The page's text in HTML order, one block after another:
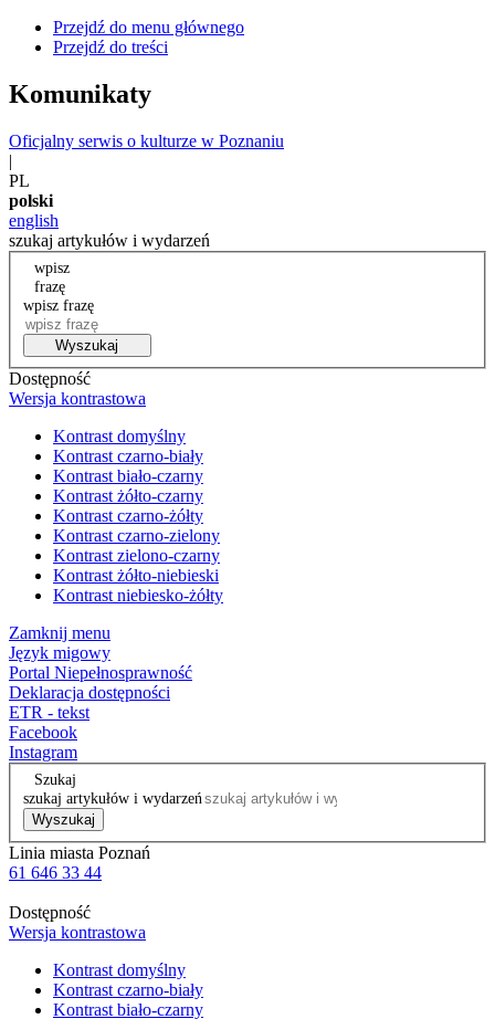
Przejdź do menu głównego
Przejdź do treści
Komunikaty
Oficjalny serwis o kulturze w Poznaniu
|
PL
polski
english
szukaj artykułów i wydarzeń
wpisz
frazę
wpisz frazę
Wyszukaj
Dostępność
Wersja kontrastowa
Kontrast domyślny
Kontrast czarno-biały
Kontrast biało-czarny
Kontrast żółto-czarny
Kontrast czarno-żółty
Kontrast czarno-zielony
Kontrast zielono-czarny
Kontrast żółto-niebieski
Kontrast niebiesko-żółty
Zamknij menu
Język migowy
Portal Niepełnosprawność
Deklaracja dostępności
ETR - tekst
Facebook
Instagram
Szukaj
szukaj artykułów i wydarzeń
Wyszukaj
Linia miasta Poznań
61 646 33 44
Dostępność
Wersja kontrastowa
Kontrast domyślny
Kontrast czarno-biały
Kontrast biało-czarny